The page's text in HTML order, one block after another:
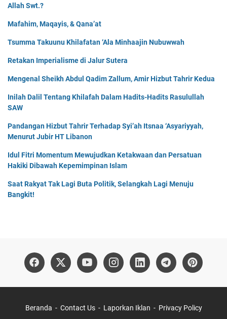
Allah Swt.?
Mafahim, Maqayis, & Qana’at
Tsumma Takuunu Khilafatan ‘Ala Minhaajin Nubuwwah
Retakan Imperialisme di Jalur Sutera
Mengenal Sheikh Abdul Qadim Zallum, Amir Hizbut Tahrir Kedua
Inilah Dalil Tentang Khilafah Dalam Hadits-Hadits Rasulullah
SAW
Pandangan Hizbut Tahrir Terhadap Syi’ah Itsnaa ‘Asyariyyah,
Menurut Jubir HT Libanon
Idul Fitri Momentum Mewujudkan Ketakwaan dan Persatuan
Hakiki Dibawah Kepemimpinan Islam
Saat Rakyat Tak Lagi Buta Politik, Selangkah Lagi Menuju
Bangkit!
Beranda Contact Us Laporkan Iklan Privacy Policy